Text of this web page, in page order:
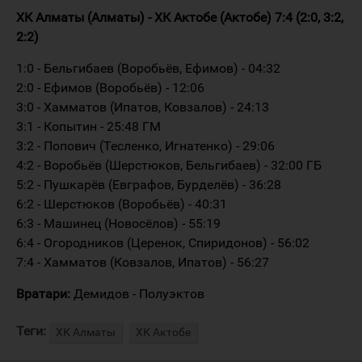
ХК Алматы (Алматы) - ХК Актобе (Актобе) 7:4 (2:0, 3:2,
2:2)
1:0 - Бельгибаев (Воробьёв, Ефимов) - 04:32
2:0 - Ефимов (Воробьёв) - 12:06
3:0 - Хамматов (Ипатов, Ковзалов) - 24:13
3:1 - Копытин - 25:48 ГМ
3:2 - Попович (Тесленко, Игнатенко) - 29:06
4:2 - Воробьёв (Шерстюков, Бельгибаев) - 32:00 ГБ
5:2 - Пушкарёв (Евграфов, Бурделёв) - 36:28
6:2 - Шерстюков (Воробьёв) - 40:31
6:3 - Машинец (Новосёлов) - 55:19
6:4 - Огородников (Церенок, Спиридонов) - 56:02
7:4 - Хамматов (Ковзалов, Ипатов) - 56:27
Вратари: Демидов - Полуэктов
Теги: ХК Алматы ХК Актобе